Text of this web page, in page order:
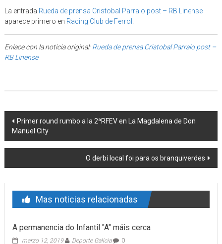
La entrada Rueda de prensa Cristobal Parralo post – RB Linense
aparece primero en Racing Club de Ferrol .
Enlace con la noticia original:Rueda de prensa Cristobal Parralo post –
RB Linense
Post navigation
Primer round rumbo a la 2ªRFEV en La Magdalena de Don
Manuel City
O derbi local foi para os branquiverdes
Mas noticias relacionadas
A permanencia do Infantil "A" máis cerca
marzo 12, 2019 Deporte Galicia 0